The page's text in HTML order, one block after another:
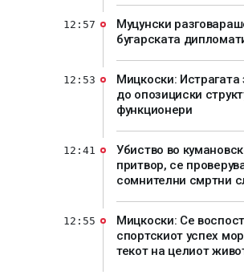
Муцунски
бугарската
12:57
Мицкоски:
до опозициски
функционери
12:53
Убиство во
притвор, се
сомнителни смртни
12:41
Мицкоски: Се
спортскиот успех
текот на целиот
12:55